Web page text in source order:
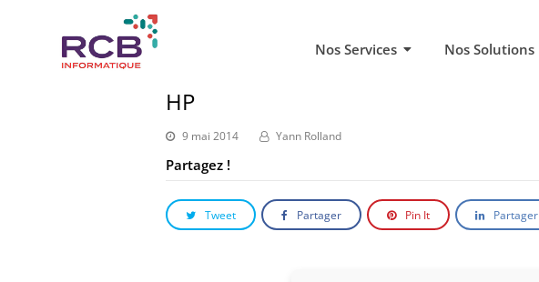
Nos Services Nos Solutions
HP
9 mai 2014 Yann Rolland
Partagez !
Tweet Partager Pin It Partager